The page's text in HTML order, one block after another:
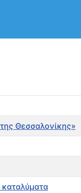
Θεσσαλονίκης»
καταλύματα